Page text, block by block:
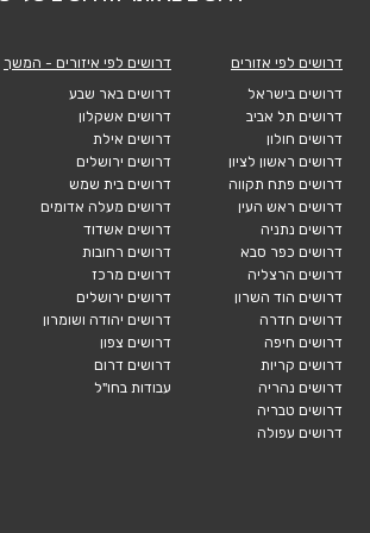
דרושים לפי אזורים
דרושים בישראל
דרושים תל אביב
דרושים חולון
דרושים ראשון לציון
דרושים פתח תקווה
דרושים ראש העין
דרושים נתניה
דרושים כפר סבא
דרושים הרצליה
דרושים הוד השרון
דרושים חדרה
דרושים חיפה
דרושים קריות
דרושים נהריה
דרושים טבריה
דרושים עפולה
דרושים לפי איזורים - המשך
דרושים באר שבע
דרושים אשקלון
דרושים אילת
דרושים ירושלים
דרושים בית שמש
דרושים מעלה אדומים
דרושים אשדוד
דרושים רחובות
דרושים מרכז
דרושים ירושלים
דרושים יהודה ושומרון
דרושים צפון
דרושים דרום
עבודות בחו"ל